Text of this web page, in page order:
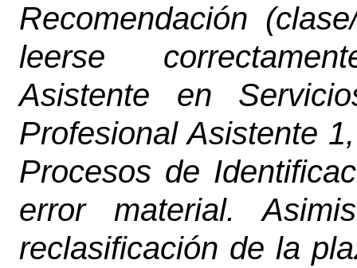
Recomendación
leerse
Asistente en
Profesional Asistente
Procesos de
error material.
reclasificación de la